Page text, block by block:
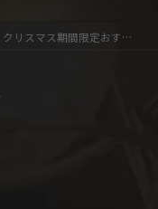
クリスマス期間限定おすすめカクテル